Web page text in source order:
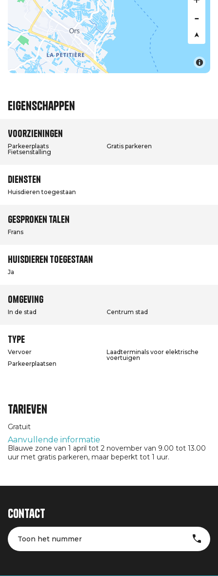
Eigenschappen
Voorzieningen
Parkeerplaats
Gratis parkeren
Fietsenstalling
Diensten
Huisdieren toegestaan
Gesproken talen
Frans
Huisdieren toegestaan
Ja
Omgeving
In de stad Centrum stad
Type
Vervoer
Laadterminals voor elektrische
voertuigen
Parkeerplaatsen
Tarieven
Gratuit
Aanvullende informatie
Blauwe zone van 1 april tot 2 november van 9.00 tot 13.00
uur met gratis parkeren, maar beperkt tot 1 uur.
Contact
Toon het nummer